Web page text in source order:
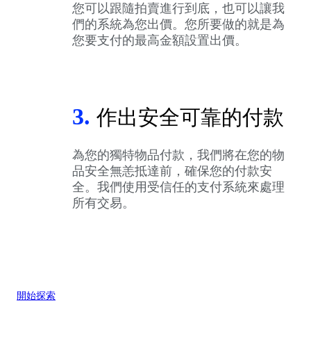
您可以跟隨拍賣進行到底，也可以讓我
們的系統為您出價。您所要做的就是為
您要支付的最高金額設置出價。
3. 作出安全可靠的付款
為您的獨特物品付款，我們將在您的物
品安全無恙抵達前，確保您的付款安
全。我們使用受信任的支付系統來處理
所有交易。
開始探索